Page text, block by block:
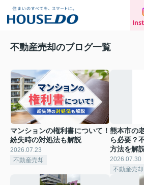
不動産売却のブログ一覧
マンションの権利書について！
紛失時の対処法も解説
2026.07.23
不動産売却
熊本市の
ら必要？
方法を解
2026.07.30
不動産売却